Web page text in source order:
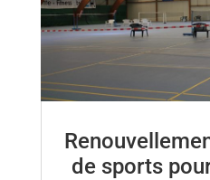
de sports